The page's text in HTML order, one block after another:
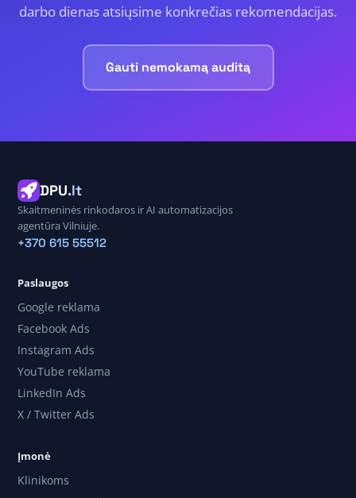
darbo dienas atsiųsime konkrečias rekomendacijas.
Gauti nemokamą auditą
DPU.lt
Skaitmeninės rinkodaros ir AI automatizacijos
agentūra Vilniuje.
+370 615 55512
Paslaugos
Google reklama
Facebook Ads
Instagram Ads
YouTube reklama
LinkedIn Ads
X / Twitter Ads
Įmonė
Klinikoms